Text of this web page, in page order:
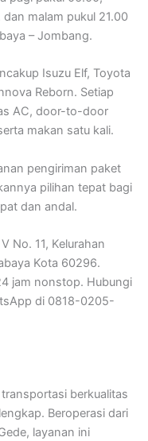
malam pukul 21.00
– Jombang.
Isuzu Elf, Toyota
Reborn. Setiap
AC, door-to-door
makan satu kali.
pengiriman paket
pilihan tepat bagi
dan andal.
No. 11, Kelurahan
Kota 60296.
jam nonstop. Hubungi
di 0818-0205-
berkualitas
Beroperasi dari
layanan ini